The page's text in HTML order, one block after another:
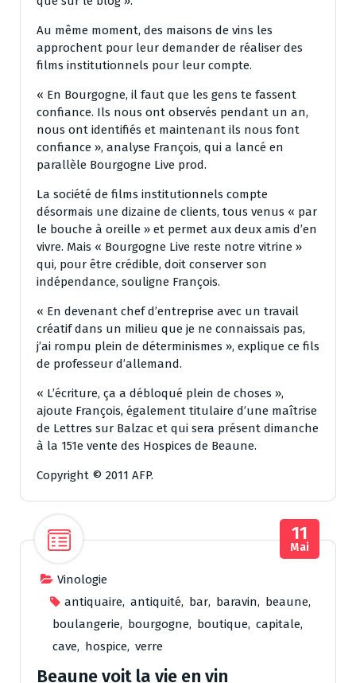
Au même moment, des maisons de vins les
approchent pour leur demander de réaliser des
films institutionnels pour leur compte.
« En Bourgogne, il faut que les gens te fassent
confiance. Ils nous ont observés pendant un an,
nous ont identifiés et maintenant ils nous font
confiance », analyse François, qui a lancé en
parallèle Bourgogne Live prod.
La société de films institutionnels compte
désormais une dizaine de clients, tous venus « par
le bouche à oreille » et permet aux deux amis d’en
vivre. Mais « Bourgogne Live reste notre vitrine »
qui, pour être crédible, doit conserver son
indépendance, souligne François.
« En devenant chef d’entreprise avec un travail
créatif dans un milieu que je ne connaissais pas,
j’ai rompu plein de déterminismes », explique ce fils
de professeur d’allemand.
« L’écriture, ça a débloqué plein de choses »,
ajoute François, également titulaire d’une maîtrise
de Lettres sur Balzac et qui sera présent dimanche
à la 151e vente des Hospices de Beaune.
Copyright © 2011 AFP.
Vinologie
antiquaire, antiquité, bar, baravin, beaune,
boulangerie, bourgogne, boutique, capitale,
cave, hospice, verre
11
Mai
Beaune voit la vie en vin